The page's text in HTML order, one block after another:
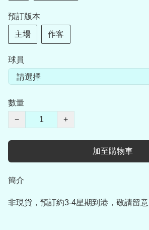
預訂版本
主場 作客
球員
數量
−
+
加至購物車
簡介
非現貨，預訂約3-4星期到港，敬請留意